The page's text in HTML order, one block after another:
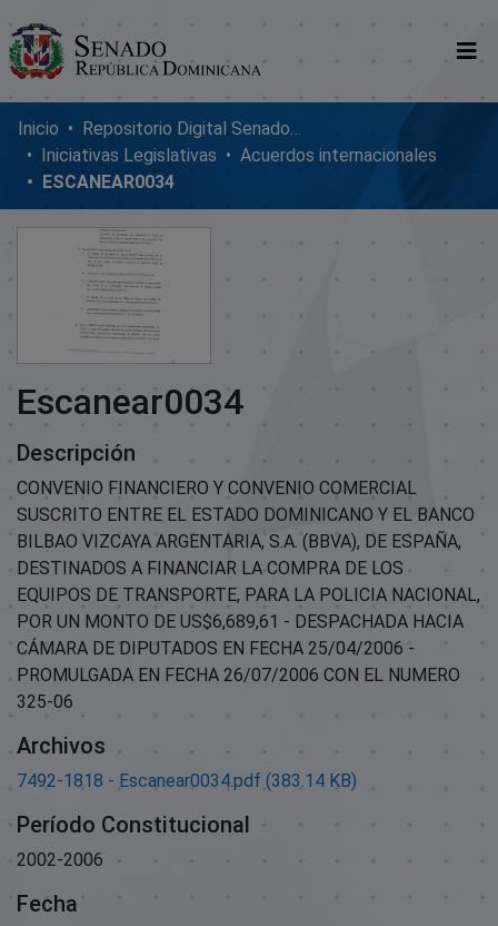
Comunidades
Glosario
Nosotros
Inicio
Repositorio Digital SenadoRD
Iniciativas Legislativas
Acuerdos internacionales
ESCANEAR0034
Escanear0034
Descripción
CONVENIO FINANCIERO Y CONVENIO COMERCIAL
SUSCRITO ENTRE EL ESTADO DOMINICANO Y EL BANCO
BILBAO VIZCAYA ARGENTARIA, S.A. (BBVA), DE ESPAÑA,
DESTINADOS A FINANCIAR LA COMPRA DE LOS
EQUIPOS DE TRANSPORTE, PARA LA POLICIA NACIONAL,
POR UN MONTO DE US$6,689,61 - DESPACHADA HACIA
CÁMARA DE DIPUTADOS EN FECHA 25/04/2006 -
PROMULGADA EN FECHA 26/07/2006 CON EL NUMERO
325-06
Archivos
7492-1818 - Escanear0034.pdf (383.14 KB)
Período Constitucional
2002-2006
Fecha